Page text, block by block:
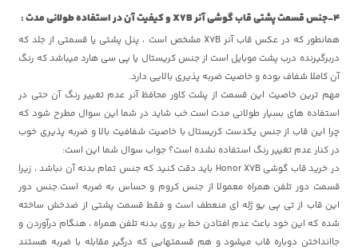
4-جنس قسمت پشتی قاب گوشی آنر X7B و کیفیت آن در استفاده طولانی مدت :
همانطور که در عکس قاب آنر X7B مشخص است ، پنل پشتی یا قسمتی از جلد که
دربرگیرنده درب پشت موبایل است از جنس کریستال یا پی سی هارد میباشد که رنگ
آن کاملا شفاف بوده و خاصیت ضربه پذیری بالایی دارد.
مهم ترین خاصیت این قسمت از پشت کاور محافظ آنر عدم تغییر رنگ آن حتی در
استفاده های بسیار طولانی مدت است.خب شاید در شما این سوال مطرح شود که
چرا این قاب از جنس یکدست کریستال با خاصیت شفافیت بالا و ضربه پذیری خوب
در کنار عدم تغییر رنگ استفاده نشده است؟ جواب سوال شما این است:
در خرید قاب گوشی Honor X7B باید دقت کنید که جنس تمام بدنه آن نباشد ، زیرا
قسمت دور تلفن همراه معمولا از جنس کروم و حساس به ضربه است.جنس دور
این قاب از تی پی یو ژله ای منعطف است و فقط قسمت پشتی از ضدخش ساخته
شده که این خود باعث عدم افتادن خط بر روی بدنه تلفن همراه ، هنگام درآوردن و
جاانداختن دوباره قاب میشود و هم قسمتهایی که درگیر مقابله با ضربه هستند